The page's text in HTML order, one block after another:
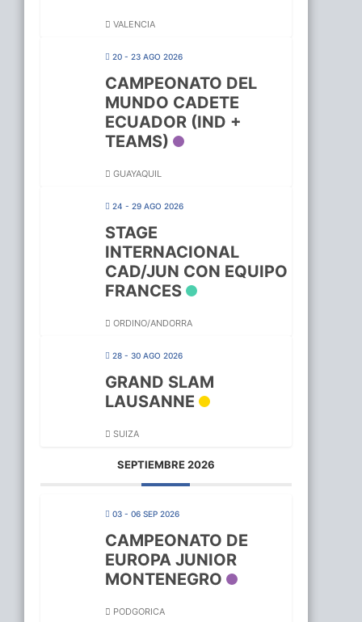
VALENCIA
20 - 23 AGO 2026
CAMPEONATO DEL
MUNDO CADETE
ECUADOR (IND +
TEAMS)
GUAYAQUIL
24 - 29 AGO 2026
STAGE
INTERNACIONAL
CAD/JUN CON EQUIPO
FRANCES
ORDINO/ANDORRA
28 - 30 AGO 2026
GRAND SLAM
LAUSANNE
SUIZA
SEPTIEMBRE 2026
03 - 06 SEP 2026
CAMPEONATO DE
EUROPA JUNIOR
MONTENEGRO
PODGORICA